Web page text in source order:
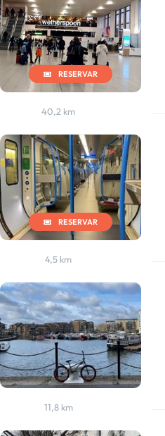
RESERVAR
40,2 km
RESERVAR
4,5 km
11,8 km